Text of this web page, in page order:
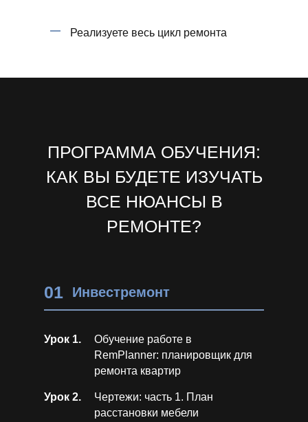
Реализуете весь цикл ремонта
ПРОГРАММА ОБУЧЕНИЯ:
КАК ВЫ БУДЕТЕ ИЗУЧАТЬ
ВСЕ НЮАНСЫ В
РЕМОНТЕ?
Инвестремонт
Урок 1.
Урок 2.
Обучение работе в
RemPlanner: планировщик для
ремонта квартир
Чертежи: часть 1. План
расстановки мебели
01